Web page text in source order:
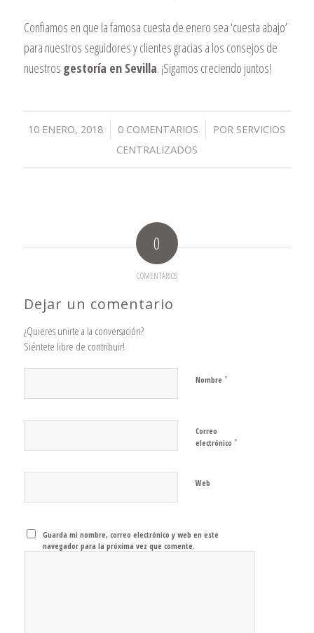
Confiamos en que la famosa cuesta de enero sea ‘cuesta abajo’
para nuestros seguidores y clientes gracias a los consejos de
nuestros gestoría en Sevilla. ¡Sigamos creciendo juntos!
10 ENERO, 2018
/ 0 COMENTARIOS
/ POR SERVICIOS
CENTRALIZADOS
0
COMENTARIOS
Dejar un comentario
¿Quieres unirte a la conversación?
Siéntete libre de contribuir!
Nombre *
Correo
electrónico *
Web
Guarda mi nombre, correo electrónico y web en este
navegador para la próxima vez que comente.